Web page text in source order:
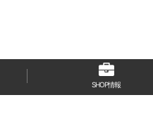
SHOP情報